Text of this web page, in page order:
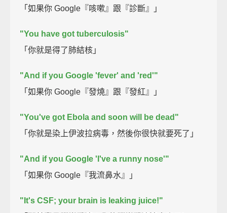
「如果你 Google『咳嗽』跟『診斷』」
"You have got tuberculosis"
「你就是得了肺結核」
"And if you Google 'fever' and 'red'"
「如果你 Google『發燒』跟『發紅』」
"You've got Ebola and soon will be dead"
「你就是染上伊波拉病毒，然後你很快就要死了」
"And if you Google 'I've a runny nose'"
「如果你 Google『我流鼻水』」
"It's CSF; your brain is leaking juice!"